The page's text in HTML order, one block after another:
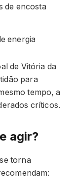
de encosta
energia
de Vitória da
para
tempo, a
críticos.
agir?
torna